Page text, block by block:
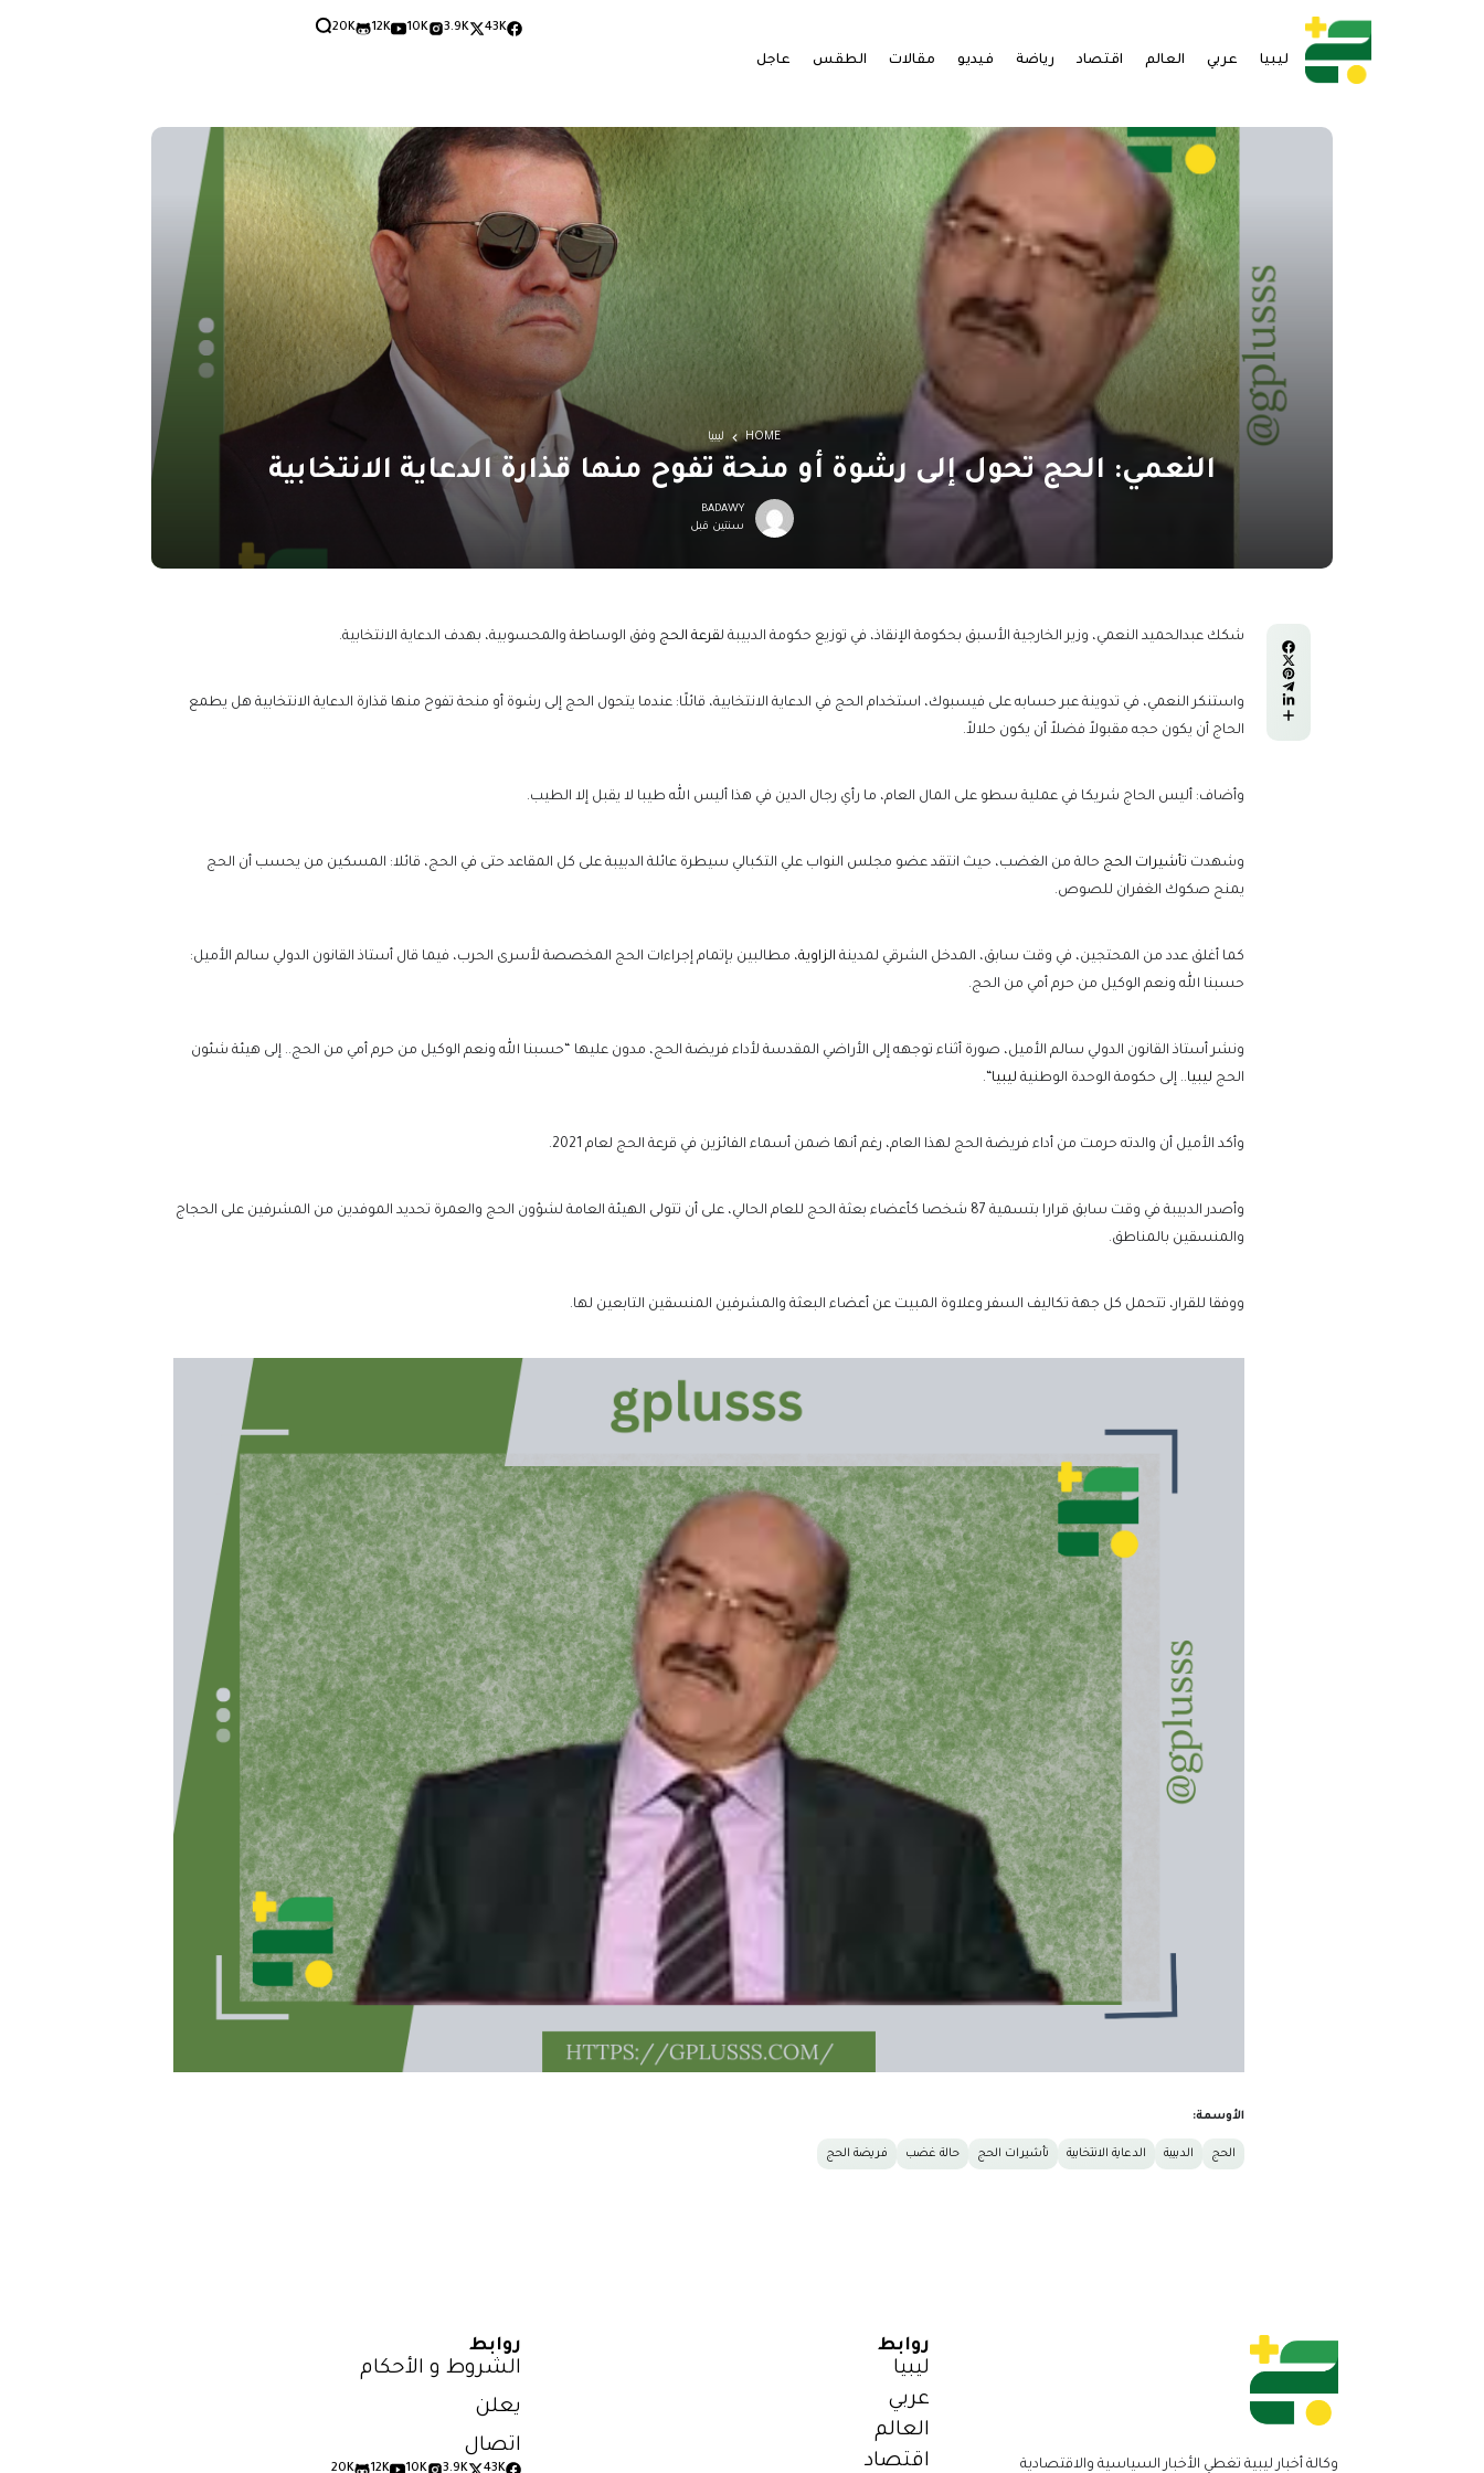
ليبيا عربي العالم اقتصاد رياضة فيديو مقالات الطقس عاجل
43K
3.9K
10K
12K
20K
HOME ليبيا
النعمي: الحج تحول إلى رشوة أو منحة تفوح منها قذارة الدعاية الانتخابية
BADAWY
سنتين قبل
شكك عبدالحميد النعمي، وزير الخارجية الأسبق بحكومة الإنقاذ، في توزيع حكومة الدبيبة لقرعة الحج وفق الوساطة والمحسوبية، بهدف الدعاية الانتخابية.
واستنكر النعمي، في تدوينة عبر حسابه على فيسبوك، استخدام الحج في الدعاية الانتخابية، قائلًا: عندما يتحول الحج إلى رشوة أو منحة تفوح منها قذارة الدعاية الانتخابية هل يطمع
الحاج أن يكون حجه مقبولاً فضلاً أن يكون حلالاً.
وأضاف: أليس الحاج شريكا في عملية سطو على المال العام، ما رأي رجال الدين في هذا أليس الله طيبا لا يقبل إلا الطيب.
وشهدت تأشيرات الحج حالة من الغضب، حيث انتقد عضو مجلس النواب علي التكبالي سيطرة عائلة الدبيبة على كل المقاعد حتى في الحج، قائلا: المسكين من يحسب أن الحج
يمنح صكوك الغفران للصوص.
كما أغلق عدد من المحتجين، في وقت سابق، المدخل الشرقي لمدينة الزاوية، مطالبين بإتمام إجراءات الحج المخصصة لأسرى الحرب، فيما قال أستاذ القانون الدولي سالم الأميل:
حسبنا الله ونعم الوكيل من حرم أمي من الحج.
ونشر أستاذ القانون الدولي سالم الأميل، صورة أثناء توجهه إلى الأراضي المقدسة لأداء فريضة الحج، مدون عليها “حسبنا الله ونعم الوكيل من حرم أمي من الحج.. إلى هيئة شئون
الحج ليبيا.. إلى حكومة الوحدة الوطنية ليبيا “.
وأكد الأميل أن والدته حرمت من أداء فريضة الحج لهذا العام، رغم أنها ضمن أسماء الفائزين في قرعة الحج لعام 2021.
وأصدر الدبيبة في وقت سابق قرارا بتسمية 87 شخصا كأعضاء بعثة الحج للعام الحالي، على أن تتولى الهيئة العامة لشؤون الحج والعمرة تحديد الموفدين من المشرفين على الحجاج
والمنسقين بالمناطق.
ووفقا للقرار، تتحمل كل جهة تكاليف السفر وعلاوة المبيت عن أعضاء البعثة والمشرفين المنسقين التابعين لها.
الأوسمة:
الحج الدبيبة الدعاية الانتخابية تأشيرات الحج حالة غضب فريضة الحج
وكالة أخبار ليبية تغطي الأخبار السياسية والاقتصادية
روابط
ليبيا
عربي
العالم
اقتصاد
روابط
الشروط و الأحكام
يعلن
اتصال
43K
3.9K
10K
12K
20K